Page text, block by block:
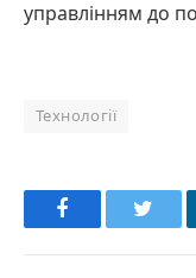
управлінням до
Технології
Facebook